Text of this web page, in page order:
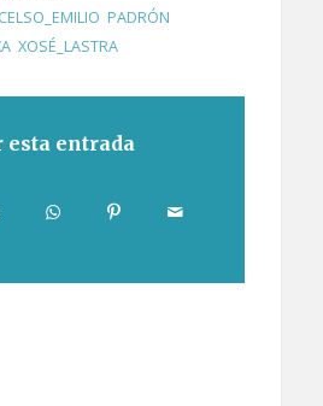
PADRÓN
, XOSÉ_LASTRA
esta entrada